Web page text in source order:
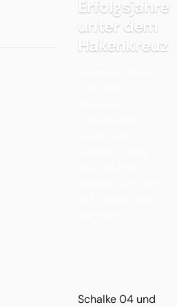
Erfolgsjahre
unter dem
Hakenkreuz
Schalke 04 und